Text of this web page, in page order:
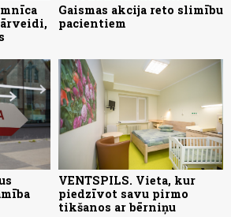
Gaismas akcija reto slimību
pacientiem
VENTSPILS. Vieta, kur
piedzīvot savu pirmo
tikšanos ar bērniņu